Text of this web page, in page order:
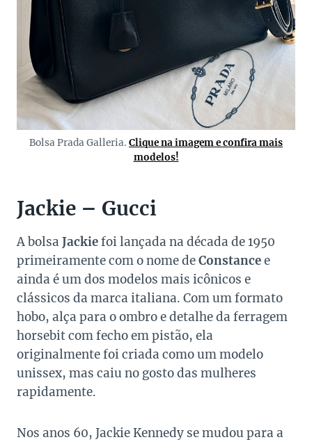
Bolsa Prada Galleria. Clique na imagem e confira mais
modelos!
Jackie – Gucci
A bolsa Jackiefoi lançada na década de 1950
primeiramente com o nome deConstancee
ainda é um dos modelos mais icônicos e
clássicos da marca italiana. Com um formato
hobo, alça para o ombro e detalhe da ferragem
horsebit com fecho em pistão, ela
originalmente foi criada como um modelo
unissex, mas caiu no gosto das mulheres
rapidamente.
Nos anos 60, Jackie Kennedy se mudou para a